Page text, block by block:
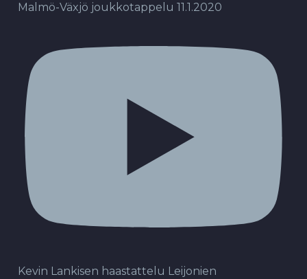
Malmö-Växjö joukkotappelu 11.1.2020
Kevin Lankisen haastattelu Leijonien